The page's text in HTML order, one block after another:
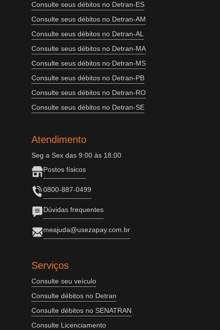
Consulte seus débitos no Detran-ES
Consulte seus débitos no Detran-AM
Consulte seus débitos no Detran-AL
Consulte seus débitos no Detran-MA
Consulte seus débitos no Detran-MS
Consulte seus débitos no Detran-PB
Consulte seus débitos no Detran-RO
Consulte seus débitos no Detran-SE
Atendimento
Seg a Sex das 9:00 às 18:00
Postos físicos
0800-887-0499
Dúvidas frequentes
meajuda@usezapay.com.br
Serviços
Consulte seu veículo
Consulte débitos no Detran
Consulte débitos no SENATRAN
Consulte Licenciamento